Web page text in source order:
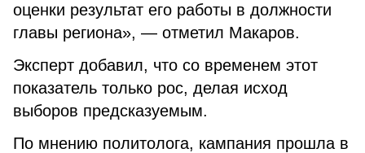
оценки результат его работы в должности
главы региона», — отметил Макаров.
Эксперт добавил, что со временем этот
показатель только рос, делая исход
выборов предсказуемым.
По мнению политолога, кампания прошла в